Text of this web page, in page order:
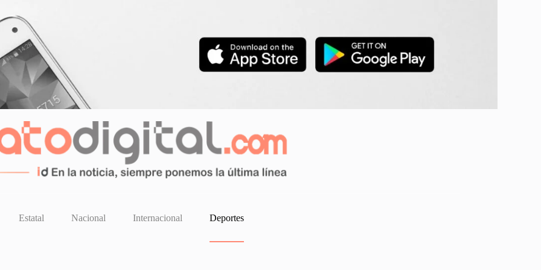
Estatal Nacional Internacional Deportes